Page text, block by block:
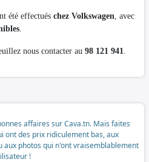
été effectués chez Volkswagen , avec
nous contacter au 98 121 941
affaires sur Cava.tn. Mais faites
ont des prix ridiculement bas, aux
aux photos qui n'ont vraisemblablement
!